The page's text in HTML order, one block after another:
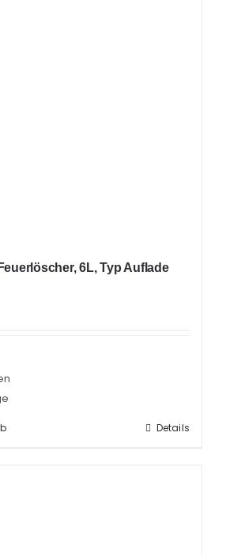
6L, Typ Auflade
Details